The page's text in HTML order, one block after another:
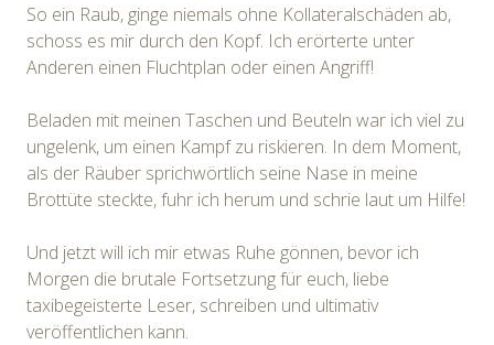
So ein Raub, ginge niemals ohne Kollateralschäden ab,
schoss es mir durch den Kopf. Ich erörterte unter
Anderen einen Fluchtplan oder einen Angriff!
Beladen mit meinen Taschen und Beuteln war ich viel zu
ungelenk, um einen Kampf zu riskieren. In dem Moment,
als der Räuber sprichwörtlich seine Nase in meine
Brottüte steckte, fuhr ich herum und schrie laut um Hilfe!
Und jetzt will ich mir etwas Ruhe gönnen, bevor ich
Morgen die brutale Fortsetzung für euch, liebe
taxibegeisterte Leser, schreiben und ultimativ
veröffentlichen kann.